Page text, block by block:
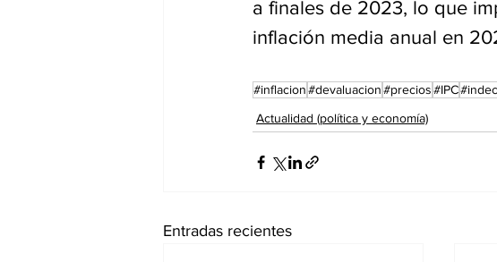
a finales de 2023, lo que
inflación media anual en
#inflacion#devaluacion#precios#IPC#indec
Actualidad (política y economía)
Entradas recientes